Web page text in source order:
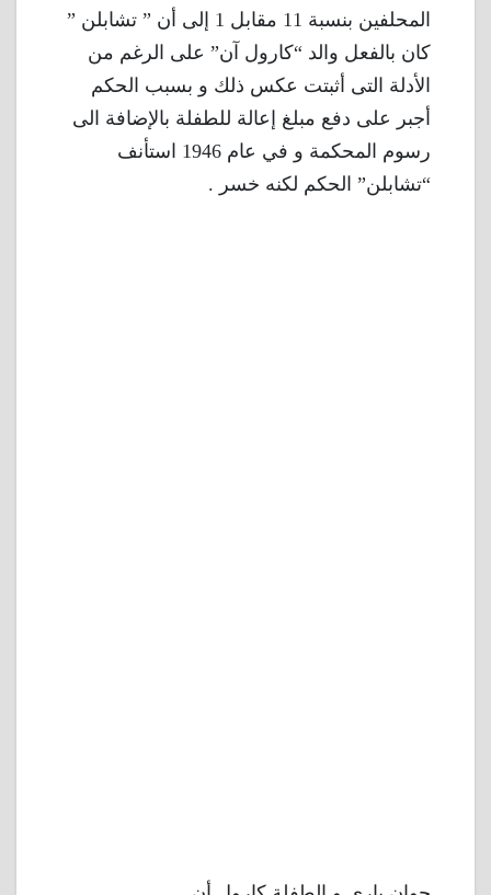
المحلفين بنسبة 11 مقابل 1 إلى أن ” تشابلن ”
كان بالفعل والد “كارول آن” على الرغم من
الأدلة التى أثبتت عكس ذلك و بسبب الحكم
أجبر على دفع مبلغ إعالة للطفلة بالإضافة الى
رسوم المحكمة و في عام 1946 استأنف
“تشابلن” الحكم لكنه خسر .